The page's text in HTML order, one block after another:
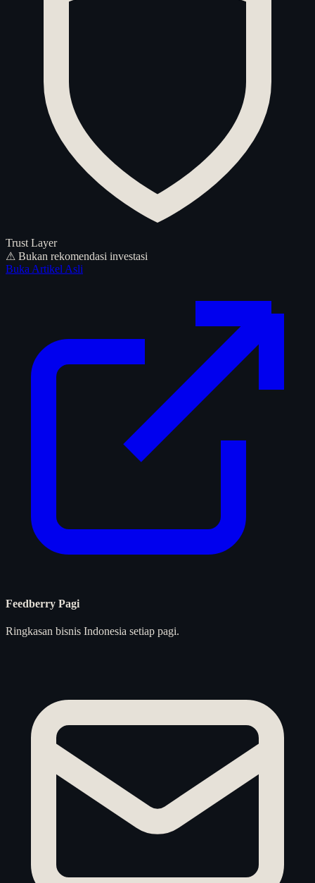
Trust Layer
⚠ Bukan rekomendasi investasi
Buka Artikel Asli
Feedberry Pagi
Ringkasan bisnis Indonesia setiap pagi.